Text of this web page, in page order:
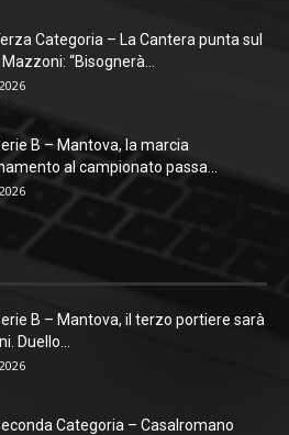
Categoria – La Cantera punta sul
“Bisognerà...
B – Mantova, la marcia
al campionato passa...
B – Mantova, il terzo portiere sarà
Duello...
Categoria – Casalromano